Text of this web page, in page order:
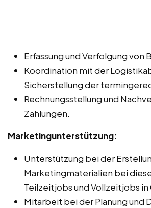
Erfassung und Verfolgung von
Koordination mit der
Sicherstellung der
Rechnungsstellung und
Zahlungen.
Marketingunterstützung:
Unterstützung bei der
Marketingmaterialien bei
Teilzeitjobs und Vollzeitjobs in
Mitarbeit bei der Planung und